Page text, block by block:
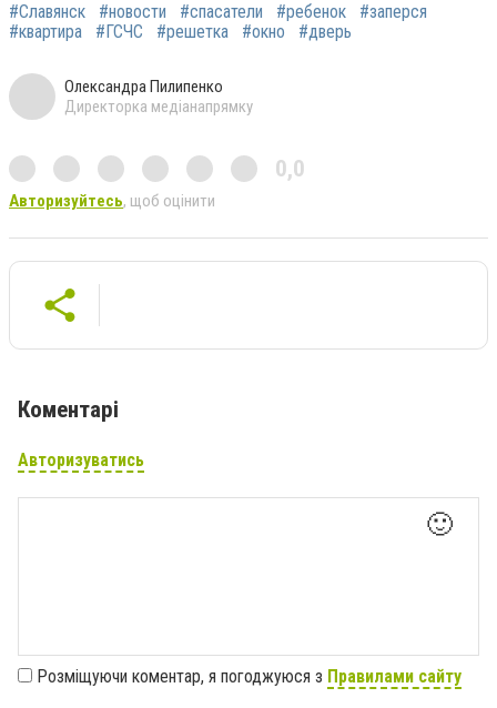
#Славянск #новости #спасатели #ребенок
#заперся
#квартира
#ГСЧС #решетка #окно #дверь
Олександра Пилипенко
Директорка медіанапрямку
0,0
Авторизуйтесь, щоб оцінити
Коментарі
Авторизуватись
🙂
Розміщуючи коментар, я погоджуюся з Правилами сайту